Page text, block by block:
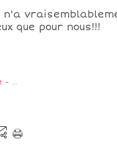
n'a
que pour nous!!!
- …